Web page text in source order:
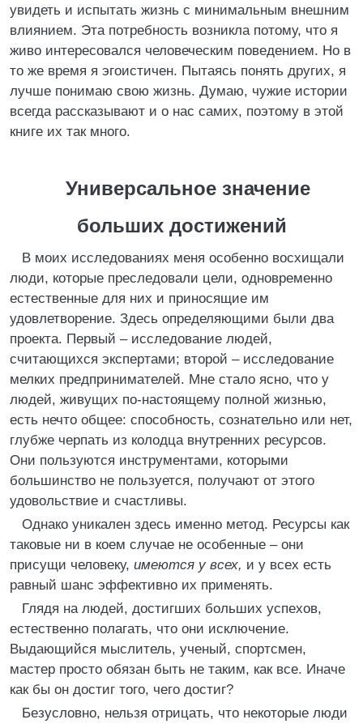
увидеть и испытать жизнь с минимальным внешним
влиянием. Эта потребность возникла потому, что я
живо интересовался человеческим поведением. Но в
то же время я эгоистичен. Пытаясь понять других, я
лучше понимаю свою жизнь. Думаю, чужие истории
всегда рассказывают и о нас самих, поэтому в этой
книге их так много.
Универсальное значение
больших достижений
В моих исследованиях меня особенно восхищали
люди, которые преследовали цели, одновременно
естественные для них и приносящие им
удовлетворение. Здесь определяющими были два
проекта. Первый – исследование людей,
считающихся экспертами; второй – исследование
мелких предпринимателей. Мне стало ясно, что у
людей, живущих по-настоящему полной жизнью,
есть нечто общее: способность, сознательно или нет,
глубже черпать из колодца внутренних ресурсов.
Они пользуются инструментами, которыми
большинство не пользуется, получают от этого
удовольствие и счастливы.
Однако уникален здесь именно метод. Ресурсы как
таковые ни в коем случае не особенные – они
присущи человеку, имеются у всех, и у всех есть
равный шанс эффективно их применять.
Глядя на людей, достигших больших успехов,
естественно полагать, что они исключение.
Выдающийся мыслитель, ученый, спортсмен,
мастер просто обязан быть не таким, как все. Иначе
как бы он достиг того, чего достиг?
Безусловно, нельзя отрицать, что некоторые люди